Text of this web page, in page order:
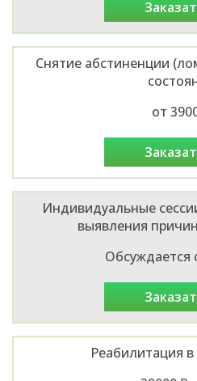
Снятие абстиненции
от
Индивидуальные
выявления
Обсуждается
Реабилитация